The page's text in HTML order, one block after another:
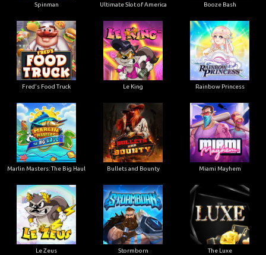
Spinman Ultimate Slot of America Booze Bash
Fred's Food Truck Le King Rainbow Princess
Marlin Masters: The Big Haul Bullets and Bounty Miami Mayhem
Le Zeus Stormborn The Luxe